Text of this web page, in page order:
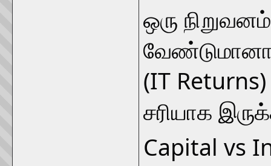
ஒரு
(IT
சரியாக
Capital vs